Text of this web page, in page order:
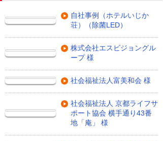
自社事例（ホテルいじか
荘）（除菌LED）
株式会社エスビジョングル
ープ 様
社会福祉法人富美和会 様
社会福祉法人 京都ライフサ
ポート協会 横手通り43番
地「庵」 様